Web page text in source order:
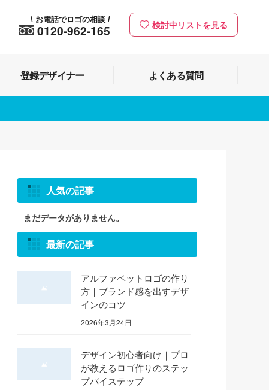
0120-962-165
\ お電話でロゴの相談/ 検討中リストを見る
登録デザイナー よくある質問
人気の記事
まだデータがありません。
最新の記事
アルファベットロゴの作り
方｜ブランド感を出すデザ
インのコツ
2026年3月24日
デザイン初心者向け｜プロ
が教えるロゴ作りのステッ
プバイステップ